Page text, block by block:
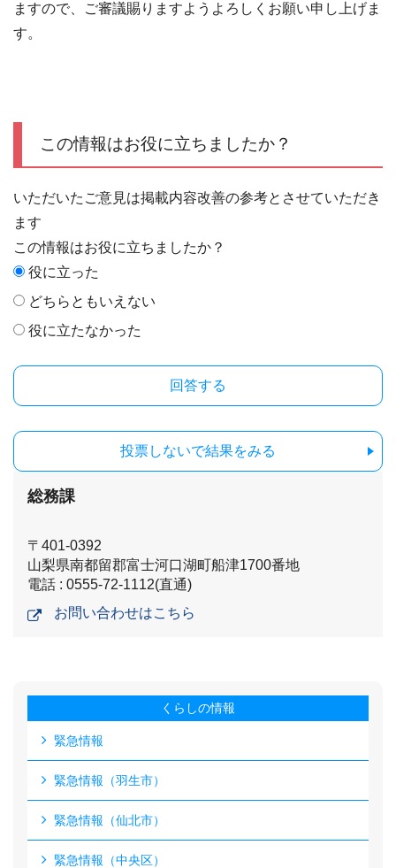
ますので、ご審議賜りますようよろしくお願い申し上げま
す。
この情報はお役に立ちましたか？
いただいたご意見は掲載内容改善の参考とさせていただき
ます
この情報はお役に立ちましたか？
役に立った
どちらともいえない
役に立たなかった
投票しないで結果をみる
総務課
〒401-0392
山梨県南都留郡富士河口湖町船津1700番地
電話 : 0555-72-1112(直通)
お問い合わせはこちら
くらしの情報
緊急情報
緊急情報（羽生市）
緊急情報（仙北市）
緊急情報（中央区）